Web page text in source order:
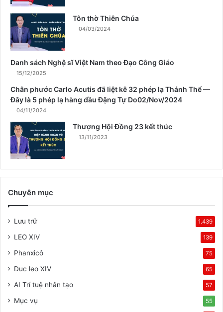
Tôn thờ Thiên Chúa
04/03/2024
Danh sách Nghệ sĩ Việt Nam theo Đạo Công Giáo
15/12/2025
Chân phước Carlo Acutis đã liệt kê 32 phép lạ Thánh Thể —
Đây là 5 phép lạ hàng đầu Đặng Tự Do02/Nov/2024
04/11/2024
Thượng Hội Đồng 23 kết thúc
13/11/2023
Chuyên mục
Lưu trữ 1.439
LEO XIV 139
Phanxicô 75
Duc leo XIV 65
AI Trí tuệ nhân tạo 57
Mục vụ 55